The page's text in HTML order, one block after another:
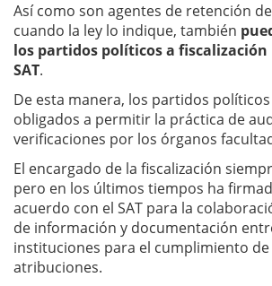
Así como son agentes de retención
cuando la ley lo indique, también
los partidos políticos a fiscalización
SAT.
De esta manera, los partidos
obligados a permitir la práctica de
verificaciones por los órganos
El encargado de la fiscalización
pero en los últimos tiempos ha
acuerdo con el SAT para la
de información y documentación
instituciones para el cumplimiento de
atribuciones.